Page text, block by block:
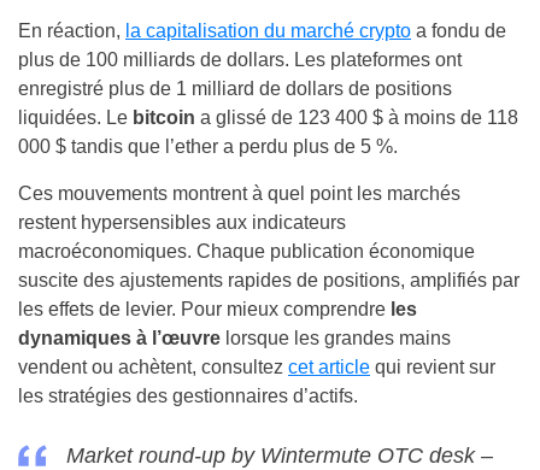
En réaction, la capitalisation du marché crypto a fondu de
plus de 100 milliards de dollars. Les plateformes ont
enregistré plus de 1 milliard de dollars de positions
liquidées. Le bitcoin a glissé de 123 400 $ à moins de 118
000 $ tandis que l’ether a perdu plus de 5 %.
Ces mouvements montrent à quel point les marchés
restent hypersensibles aux indicateurs
macroéconomiques. Chaque publication économique
suscite des ajustements rapides de positions, amplifiés par
les effets de levier. Pour mieux comprendre les
dynamiques à l’œuvre lorsque les grandes mains
vendent ou achètent, consultez cet article qui revient sur
les stratégies des gestionnaires d’actifs.
Market round-up by Wintermute OTC desk –